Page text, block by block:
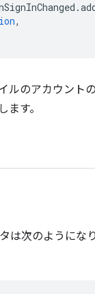
.
,
ルのアカウント
す。
は次のようになり